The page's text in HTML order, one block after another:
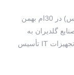
شرکت صنایع فناوران گلدیران مدیا (تینا همراه پارس) در 30ام بهمن
صنایع گلدیران به
صورت 100٪ خصوصی و باهدف فعالیت در حوزه تجهیزات IT تأسیس